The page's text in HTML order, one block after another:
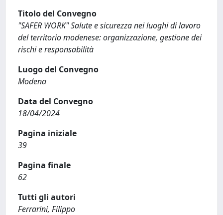
Titolo del Convegno
"SAFER WORK" Salute e sicurezza nei luoghi di lavoro
del territorio modenese: organizzazione, gestione dei
rischi e responsabilità
Luogo del Convegno
Modena
Data del Convegno
18/04/2024
Pagina iniziale
39
Pagina finale
62
Tutti gli autori
Ferrarini, Filippo